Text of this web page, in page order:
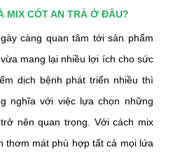
MIX CỐT AN TRÀ Ở ĐÂU?
càng quan tâm tới sản phẩm
mang lại nhiều lợi ích cho sức
dịch bệnh phát triển nhiều thì
nghĩa với việc lựa chọn những
nên quan trọng. Với cách mix
thơm mát phù hợp tất cả mọi lứa